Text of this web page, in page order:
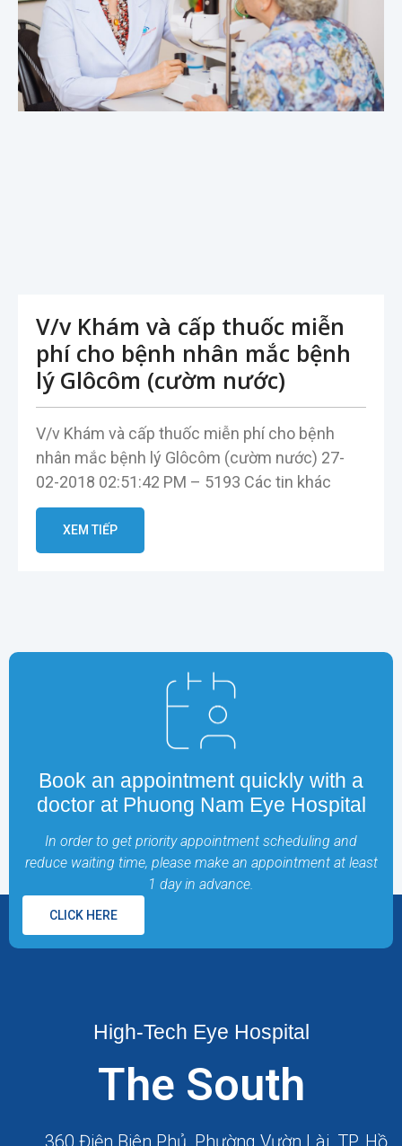
V/v Khám và cấp thuốc miễn
phí cho bệnh nhân mắc bệnh
lý Glôcôm (cườm nước)
V/v Khám và cấp thuốc miễn phí cho bệnh
nhân mắc bệnh lý Glôcôm (cườm nước) 27-
02-2018 02:51:42 PM – 5193 Các tin khác
XEM TIẾP
Book an appointment quickly with a
doctor at Phuong Nam Eye Hospital
In order to get priority appointment scheduling and
reduce waiting time, please make an appointment at least
1 day in advance.
CLICK HERE
High-Tech Eye Hospital
The South